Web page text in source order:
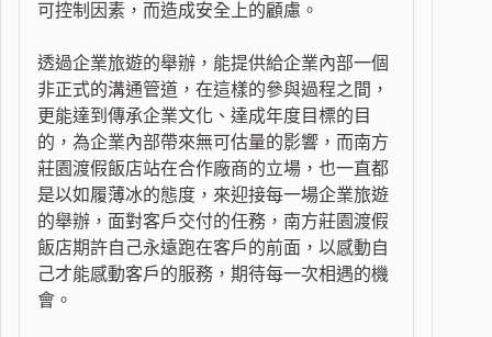
可控制因素，而造成安全上的顧慮。
透過企業旅遊的舉辦，能提供給企業內部一個
非正式的溝通管道，在這樣的參與過程之間，
更能達到傳承企業文化、達成年度目標的目
的，為企業內部帶來無可估量的影響，而南方
莊園渡假飯店站在合作廠商的立場，也一直都
是以如履薄冰的態度，來迎接每一場企業旅遊
的舉辦，面對客戶交付的任務，南方莊園渡假
飯店期許自己永遠跑在客戶的前面，以感動自
己才能感動客戶的服務，期待每一次相遇的機
會。